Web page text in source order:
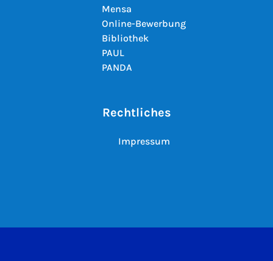
Mensa
Online-Bewerbung
Bibliothek
PAUL
PANDA
Rechtliches
Impressum